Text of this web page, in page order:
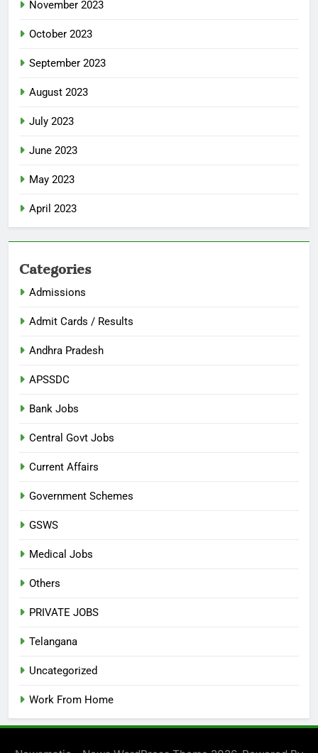
November 2023
October 2023
September 2023
August 2023
July 2023
June 2023
May 2023
April 2023
Categories
Admissions
Admit Cards / Results
Andhra Pradesh
APSSDC
Bank Jobs
Central Govt Jobs
Current Affairs
Government Schemes
GSWS
Medical Jobs
Others
PRIVATE JOBS
Telangana
Uncategorized
Work From Home